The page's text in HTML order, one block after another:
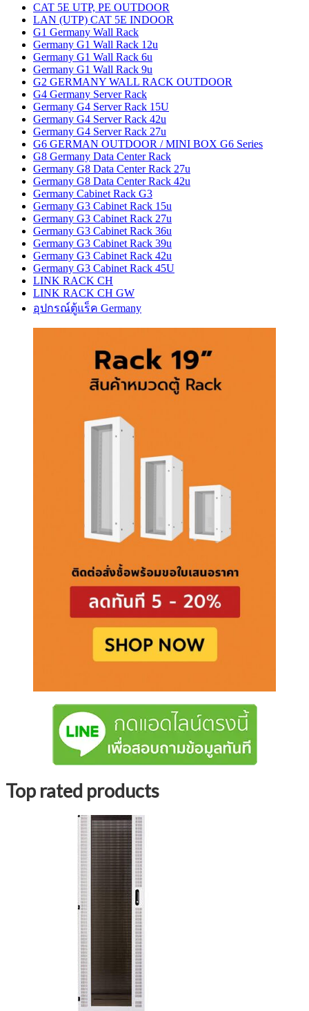
CAT 5E UTP, PE OUTDOOR
LAN (UTP) CAT 5E INDOOR
G1 Germany Wall Rack
Germany G1 Wall Rack 12u
Germany G1 Wall Rack 6u
Germany G1 Wall Rack 9u
G2 GERMANY WALL RACK OUTDOOR
G4 Germany Server Rack
Germany G4 Server Rack 15U
Germany G4 Server Rack 42u
Germany G4 Server Rack 27u
G6 GERMAN OUTDOOR / MINI BOX G6 Series
G8 Germany Data Center Rack
Germany G8 Data Center Rack 27u
Germany G8 Data Center Rack 42u
Germany Cabinet Rack G3
Germany G3 Cabinet Rack 15u
Germany G3 Cabinet Rack 27u
Germany G3 Cabinet Rack 36u
Germany G3 Cabinet Rack 39u
Germany G3 Cabinet Rack 42u
Germany G3 Cabinet Rack 45U
LINK RACK CH
LINK RACK CH GW
อุปกรณ์ตู้แร็ค Germany
Top rated products